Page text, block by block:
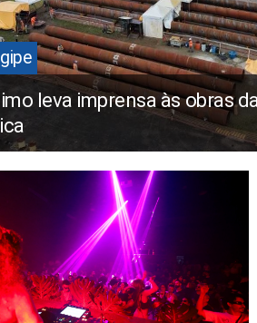
leva imprensa às obras